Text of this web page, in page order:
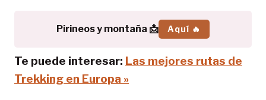
Pirineos y montaña 📩 Aquí 🔥
Te puede interesar: Las mejores rutas de
Trekking en Europa »